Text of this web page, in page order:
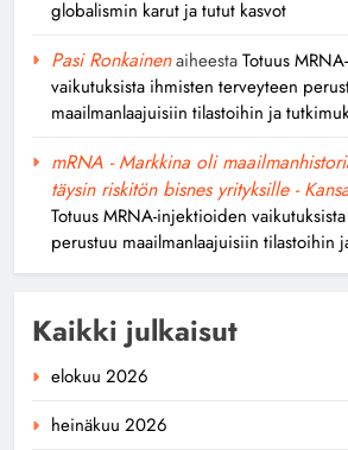
globalismin karut ja tutut kasvot
Pasi RonkainenaiheestaTotuus
vaikutuksista ihmisten terveyteen
maailmanlaajuisiin tilastoihin ja
mRNA - Markkina oli
täysin riskitön bisnes yrityksille -
Totuus MRNA-injektioiden
perustuu maailmanlaajuisiin tilastoihin
Kaikki julkaisut
elokuu 2026
heinäkuu 2026